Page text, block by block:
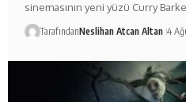
sinemasının yeni yüzü Curry
TarafındanNeslihan Atcan Altan 4